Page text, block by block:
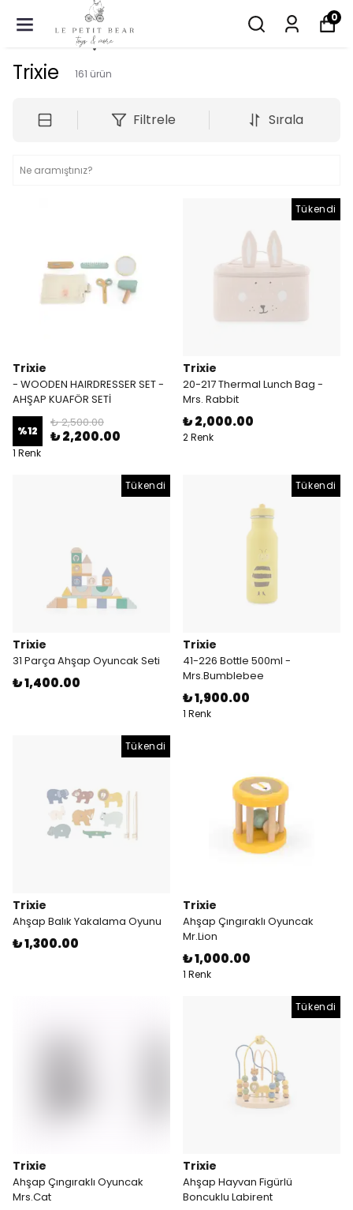
0
Trixie 161 ürün
Filtrele Sırala
Trixie
- WOODEN HAIRDRESSER SET -
AHŞAP KUAFÖR SETİ
%12
₺ 2,500.00
₺ 2,200.00
1 Renk
Tükendi
Trixie
20-217 Thermal Lunch Bag -
Mrs. Rabbit
₺ 2,000.00
2 Renk
Tükendi
Trixie
31 Parça Ahşap Oyuncak Seti
₺ 1,400.00
Tükendi
Trixie
41-226 Bottle 500ml -
Mrs.Bumblebee
₺ 1,900.00
1 Renk
Tükendi
Trixie
Ahşap Balık Yakalama Oyunu
₺ 1,300.00
Trixie
Ahşap Çıngıraklı Oyuncak
Mr.Lion
₺ 1,000.00
1 Renk
Trixie
Ahşap Çıngıraklı Oyuncak
Mrs.Cat
Tükendi
Trixie
Ahşap Hayvan Figürlü
Boncuklu Labirent